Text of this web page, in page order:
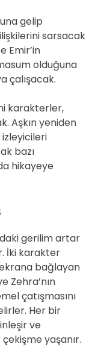
gelip
sarsacak
Emir’in
olduğuna
çalışacak.
karakterler,
Aşkın yeniden
bazı
hikayeye
gerilim artar
İki karakter
bağlayan
Zehra’nın
çatışmasını
Her bir
ve
yaşanır.